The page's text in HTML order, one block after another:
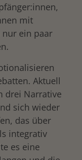
mit
nur ein paar
Aktuell
drei Narrative
sich wieder
das über
integrativ
es eine